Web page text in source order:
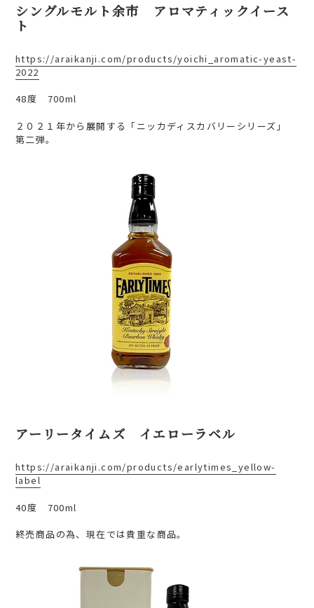
シングルモルト余市 アロマティックイース
ト
https://araikanji.com/products/yoichi_aromatic-yeast-
2022
48度 700ml
２０２１年から展開する「ニッカディスカバリーシリーズ」
第二弾。
アーリータイムズ イエローラベル
https://araikanji.com/products/earlytimes_yellow-
label
40度 700ml
終売商品の為、現在では貴重な商品。